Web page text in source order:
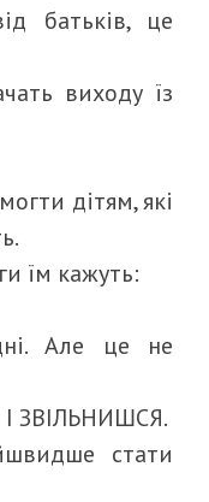
батьків, це
виходу їз
дітям, які
їм кажуть:
Але це не
ЗВІЛЬНИШСЯ.
стати